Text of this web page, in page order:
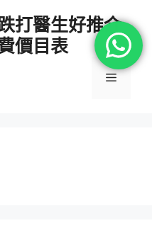
打醫生好推介
價目表
選